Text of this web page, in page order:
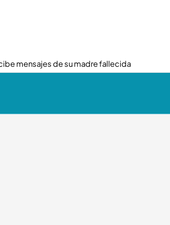
mensajes de su madre fallecida